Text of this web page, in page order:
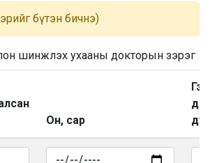
бүтэн бичнэ)
шинжлэх ухааны докторын зэрэг
Он, сар